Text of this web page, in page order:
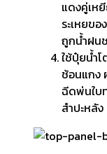
แดงคู่เห
ระเหยข
ถูกน้ำฝน
ใช้ปุ๋ยน้ำโ
ช้อนแกง
ฉีดพ่นใบ
สำปะหลัง